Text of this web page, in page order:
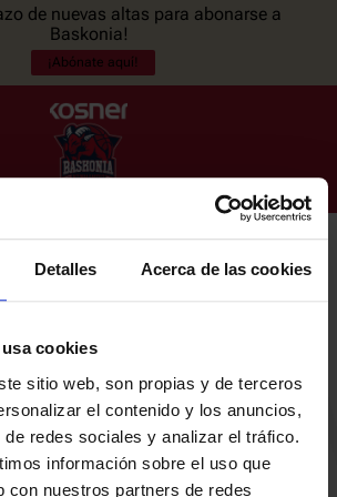
Detalles Acerca de las cookies
cookies
sitio web, son propias y de terceros
el contenido y los anuncios,
redes sociales y analizar el tráfico.
información sobre el uso que
con nuestros partners de redes
de nuevas altas para abonarse a
Baskonia!
¡Abónate aquí!
del club.
Política de privacidaddel SASKI BASKONIA